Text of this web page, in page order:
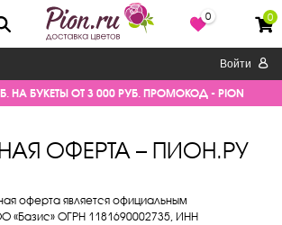
0 0
Войти
НА БУКЕТЫ ОТ 3 000 РУБ. ПРОМОКОД - PION
ОФЕРТА – ПИОН.РУ
оферта является официальным
ОГРН 1181690002735, ИНН